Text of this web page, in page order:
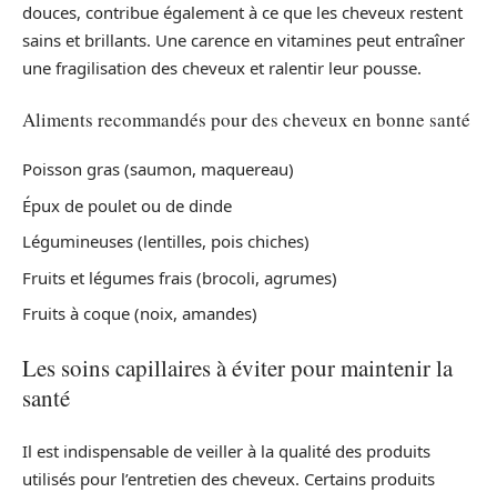
douces, contribue également à ce que les cheveux restent
sains et brillants. Une carence en vitamines peut entraîner
une fragilisation des cheveux et ralentir leur pousse.
Aliments recommandés pour des cheveux en bonne santé
Poisson gras (saumon, maquereau)
Épux de poulet ou de dinde
Légumineuses (lentilles, pois chiches)
Fruits et légumes frais (brocoli, agrumes)
Fruits à coque (noix, amandes)
Les soins capillaires à éviter pour maintenir la
santé
Il est indispensable de veiller à la qualité des produits
utilisés pour l’entretien des cheveux. Certains produits